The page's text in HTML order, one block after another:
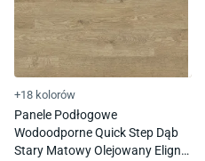
+18 kolorów
Panele Podłogowe
Wodoodporne Quick Step Dąb
Stary Matowy Olejowany Eligna